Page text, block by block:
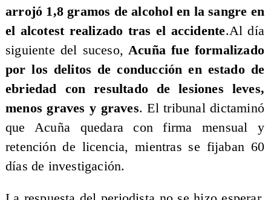
arrojó 1,8 gramos de alcohol en la sangre en
el alcotest realizado tras el accidente.Al día
siguiente del suceso, Acuña fue formalizado
por los delitos de conducción en estado de
ebriedad con resultado de lesiones leves,
menos graves y graves. El tribunal dictaminó
que Acuña quedara con firma mensual y
retención de licencia, mientras se fijaban 60
días de investigación.